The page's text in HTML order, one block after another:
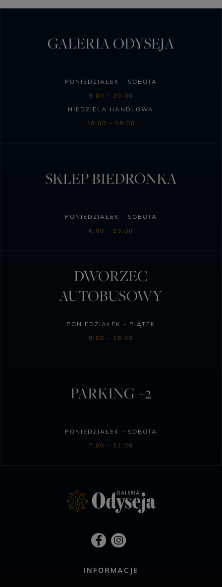
GALERIA ODYSEJA
PONIEDZIAŁEK - SOBOTA
9:00 - 20:00
NIEDZIELA HANDLOWA
10:00 - 18:00
SKLEP BIEDRONKA
PONIEDZIAŁEK - SOBOTA
6:00 - 23:00
DWORZEC
AUTOBUSOWY
PONIEDZIAŁEK - PIĄTEK
8:00 - 16:00
PARKING +2
PONIEDZIAŁEK - SOBOTA
7:00 - 21:00
INFORMACJE